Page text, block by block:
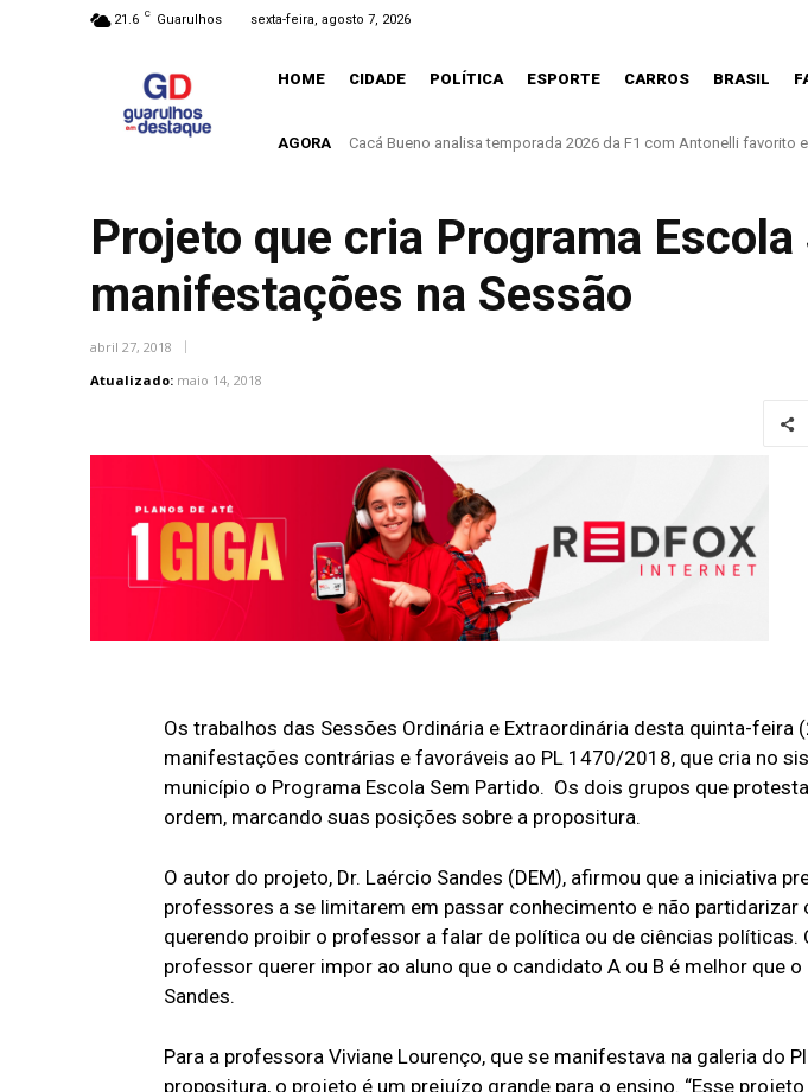
21.6 C Guarulhos sexta-feira, agosto 7, 2026
HOME CIDADE POLÍTICA ESPORTE CARROS BRASIL
AGORA Ação educativa conscientiza pedestres e motoristas sobre
Projeto que cria Programa
manifestações na Sessão
abril 27, 2018
Atualizado: maio 14, 2018
Os trabalhos das Sessões Ordinária e Extraordinária desta quinta-
manifestações contrárias e favoráveis ao PL 1470/2018, que cria no
município o Programa Escola Sem Partido. Os dois grupos que
ordem, marcando suas posições sobre a propositura.
O autor do projeto, Dr. Laércio Sandes (DEM), afirmou que a iniciativa
professores a se limitarem em passar conhecimento e não partidarizar
querendo proibir o professor a falar de política ou de ciências políticas.
professor querer impor ao aluno que o candidato A ou B é melhor que o
Sandes.
Para a professora Viviane Lourenço, que se manifestava na galeria do
propositura, o projeto é um prejuízo grande para o ensino. “Esse